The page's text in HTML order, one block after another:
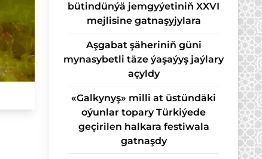
bütindünýä jemgyýetiniň XXVI
mejlisine gatnaşyjylara
Aşgabat şäheriniň güni
mynasybetli täze ýaşaýyş jaýlary
açyldy
«Galkynyş» milli at üstündäki
oýunlar topary Türkiýede
geçirilen halkara festiwala
gatnaşdy